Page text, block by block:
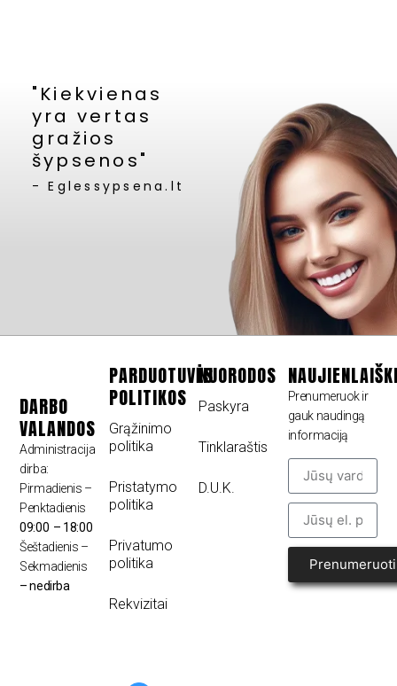
"Kiekvienas
yra vertas
gražios
šypsenos"
- Eglessypsena.lt
DARBO
VALANDOS
Administracija
dirba:
Pirmadienis –
Penktadienis
09:00 – 18:00
Šeštadienis –
Sekmadienis
– nedirba
PARDUOTUVĖS
POLITIKOS
Grąžinimo
politika
Pristatymo
politika
Privatumo
politika
Rekvizitai
NUORODOS
Paskyra
Tinklaraštis
D.U.K.
Prenumeruok ir
gauk naudingą
informaciją
Prenumeruoti